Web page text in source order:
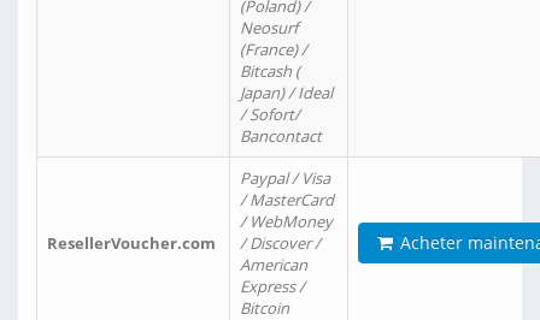
(Poland) /
Neosurf
(France) /
Bitcash (
Japan) / Ideal
/ Sofort/
Bancontact
ResellerVoucher.com
Paypal / Visa
/ MasterCard
/ WebMoney
/ Discover /
American
Express /
Bitcoin
Acheter